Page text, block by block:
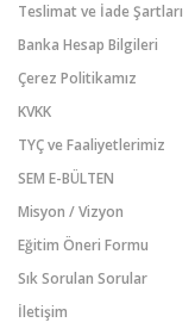
Teslimat ve İade Şartları
Banka Hesap Bilgileri
Çerez Politikamız
KVKK
TYÇ ve Faaliyetlerimiz
SEM E-BÜLTEN
Misyon / Vizyon
Eğitim Öneri Formu
Sık Sorulan Sorular
İletişim